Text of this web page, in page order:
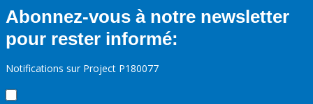
Abonnez-vous à notre newsletter
pour rester informé:
Notifications sur Project P180077